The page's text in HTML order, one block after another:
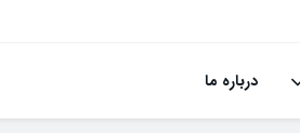
درباره ما